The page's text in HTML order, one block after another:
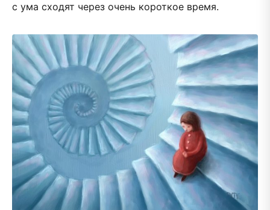
с ума сходят через очень короткое время.